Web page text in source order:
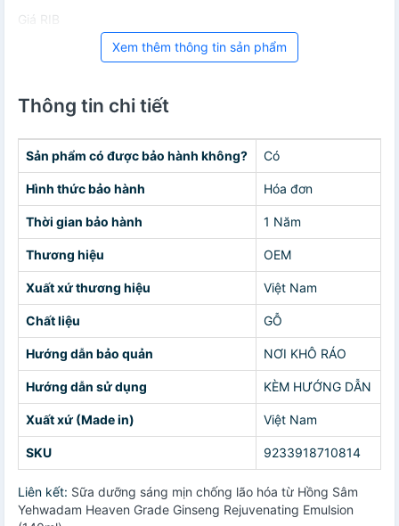
Giá RIB
Xem thêm thông tin sản phẩm
Thông tin chi tiết
Sản phẩm có được bảo hành không? Có
Hình thức bảo hành Hóa đơn
Thời gian bảo hành 1 Năm
Thương hiệu OEM
Xuất xứ thương hiệu Việt Nam
Chất liệu GỖ
Hướng dẫn bảo quản NƠI KHÔ RÁO
Hướng dẫn sử dụng KÈM HƯỚNG DẪN
Xuất xứ (Made in) Việt Nam
SKU 9233918710814
Liên kết: Sữa dưỡng sáng mịn chống lão hóa từ Hồng Sâm
Yehwadam Heaven Grade Ginseng Rejuvenating Emulsion